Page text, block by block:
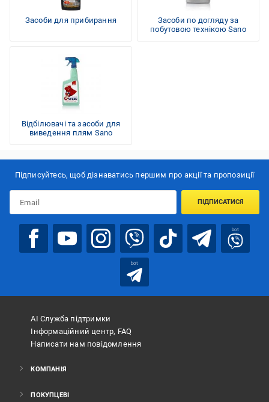
Засоби для прибирання
Засоби по догляду за
побутовою технікою Sano
Відбілювачі та засоби для
виведення плям Sano
Підписуйтесь, щоб дізнаватись першим про акції та пропозиції
ПІДПИСАТИСЯ
bot
bot
АІ Служба підтримки
Інформаційний центр, FAQ
Написати нам повідомлення
КОМПАНІЯ
ПОКУПЦЕВІ